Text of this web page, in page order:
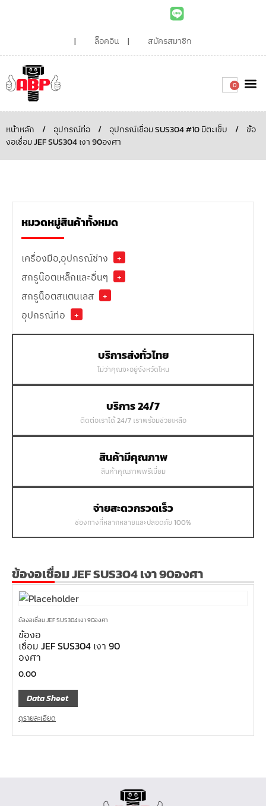
ล็อคอิน สมัครสมาชิก
0
หน้าหลัก / อุปกรณ์ท่อ / อุปกรณ์เชื่อม SUS304 #10 มีตะเข็บ /
ข้อ
งอเชื่อม JEF SUS304 เงา 90องศา
หมวดหมู่สินค้าทั้งหมด
เครื่องมือ,อุปกรณ์ช่าง
+
สกรูน๊อตเหล็กและอื่นๆ
+
สกรูน็อตสแตนเลส
+
อุปกรณ์ท่อ
+
บริการส่งทั่วไทย
ไม่ว่าคุณจะอยู่จังหวัดไหน
บริการ 24/7
ติดต่อเราได้ 24/7 เราพร้อมช่วยเหลือ
สินค้ามีคุณภาพ
สินค้าคุณภาพพรีเมี่ยม
จ่ายสะดวกรวดเร็ว
ช่องทางที่หลากหลายและปลอดภัย 100%
ข้องอเชื่อม JEF SUS304 เงา 90องศา
ข้องอเชื่อม JEF SUS304 เงา 90องศา
ข้องอ
เชื่อม JEF SUS304 เงา 90
องศา
0.00
Data Sheet
ดูรายละเอียด